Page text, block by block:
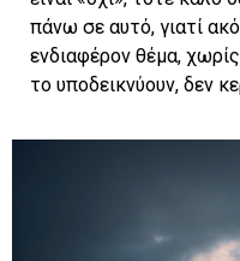
πάνω σε αυτό, γιατί
ενδιαφέρον θέμα,
το υποδεικνύουν, δεν